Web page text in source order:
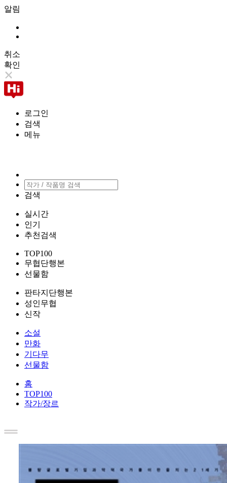
알림
취소
확인
로그인
검색
메뉴
검색
실시간
인기
추천검색
TOP100
무협단행본
선물함
판타지단행본
성인무협
신작
소설
만화
기다무
선물함
홈
TOP100
작가/장르